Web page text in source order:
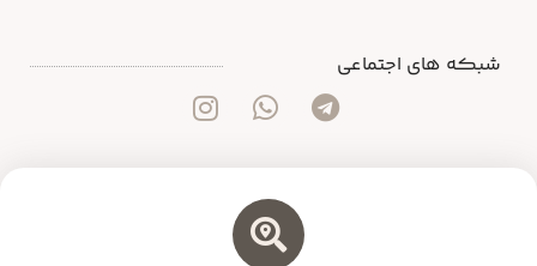
شبکه های اجتماعی